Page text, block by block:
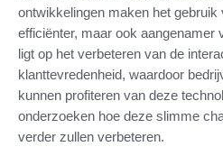
ontwikkelingen maken het gebruik
efficiënter, maar ook aangenamer
ligt op het verbeteren van de
klanttevredenheid, waardoor
kunnen profiteren van deze
onderzoeken hoe deze slimme
verder zullen verbeteren.